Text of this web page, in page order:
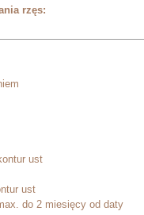
rzęs:
ust
ust
do 2 miesięcy od daty